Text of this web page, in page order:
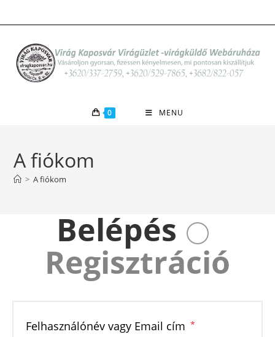
to
0 MENU
A fiókom
> A fiókom
Belépés
Regisztráció
Felhasználónév vagy Email cím *